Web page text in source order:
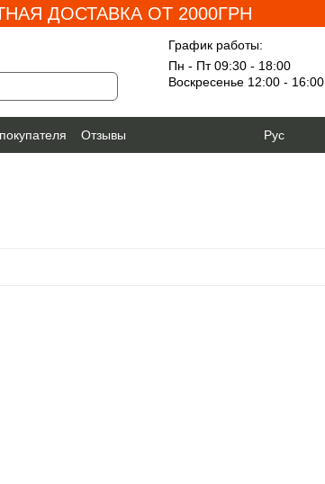
ДОСТАВКА ОТ 2000ГРН
График работы:
Пн - Пт 09:30 - 18:00
Воскресенье 12:00 - 16:00
Отзывы
Рус